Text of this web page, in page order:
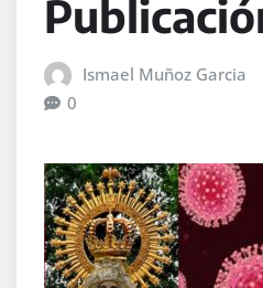
Ismael Muñoz Garcia
0